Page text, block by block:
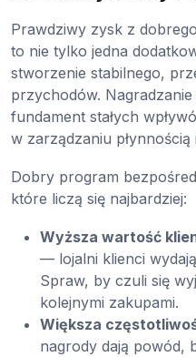
Prawdziwy zysk z
to nie tylko jedna
stworzenie stabilnego,
przychodów.
fundament stałych
w zarządzaniu
Dobry program
które liczą się najbardziej:
Wyższa wartość
— lojalni klienci
Spraw, by czuli się
kolejnymi zakupami.
Większa
nagrody dają powód,